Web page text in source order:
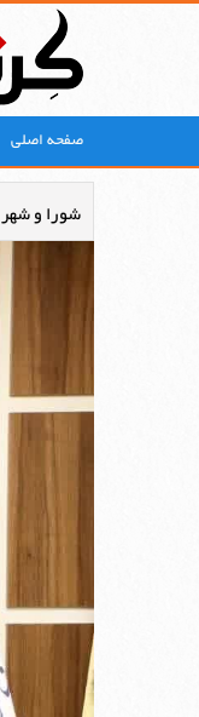
صفحه اصلی
شورا و شهر